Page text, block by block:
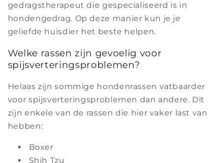
gedragstherapeut die gespecialiseerd is in
hondengedrag. Op deze manier kun je je
geliefde huisdier het beste helpen.
Welke rassen zijn gevoelig voor
spijsverteringsproblemen?
Helaas zijn sommige hondenrassen vatbaarder
voor spijsverteringsproblemen dan andere. Dit
zijn enkele van de rassen die hier vaker last van
hebben:
Boxer
Shih Tzu